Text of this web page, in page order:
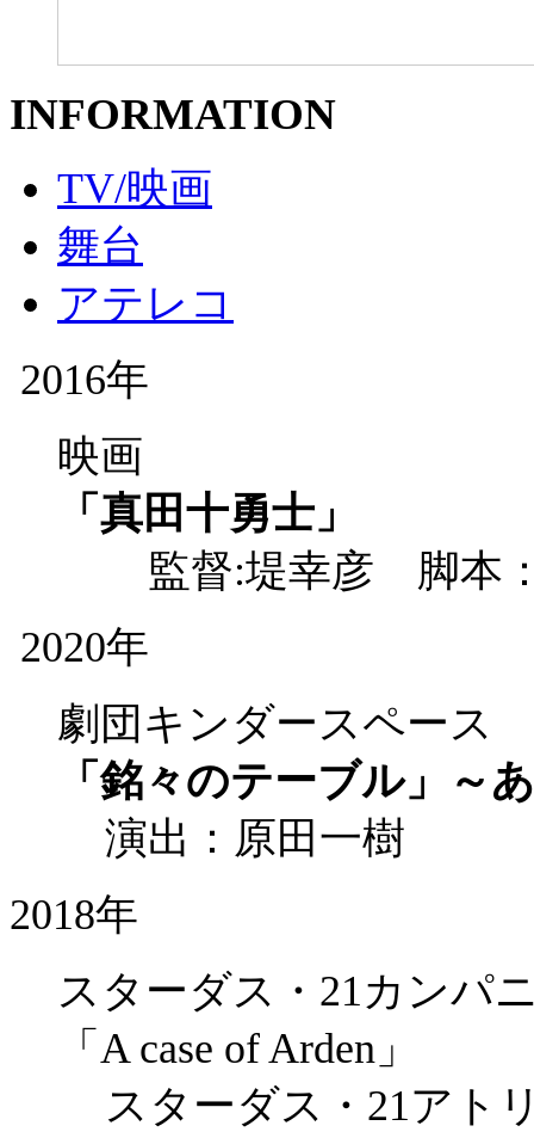
INFORMATION
TV/映画
舞台
アテレコ
2016年
映画
「真田十勇士」
監督:堤幸彦 脚本
2020年
劇団キンダースペース
「銘々のテーブル」～
演出：原田一樹
2018年
スターダス・21カンパ
「A case of Arden」
スターダス・21アト